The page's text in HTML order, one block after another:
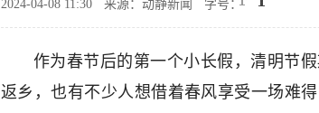
2024-04-08 11:30 来源：动静新闻 字号：
作为春节后的第一个小长假，清明节
返乡，也有不少人想借着春风享受一场难